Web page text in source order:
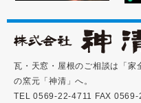
瓦・天窓・屋根のご相談は「家
の窯元「神清」へ。
TEL 0569-22-4711 FAX 0569-